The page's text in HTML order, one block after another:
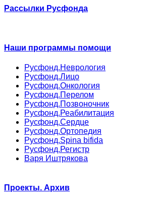
Рассылки Русфонда
Наши программы помощи
Русфонд.Неврология
Русфонд.Лицо
Русфонд.Онкология
Русфонд.Перелом
Русфонд.Позвоночник
Русфонд.Реабилитация
Русфонд.Сердце
Русфонд.Ортопедия
Русфонд.Spina bifida
Русфонд.Регистр
Варя Иштрякова
Проекты. Архив